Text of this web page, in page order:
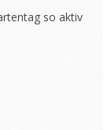
so aktiv